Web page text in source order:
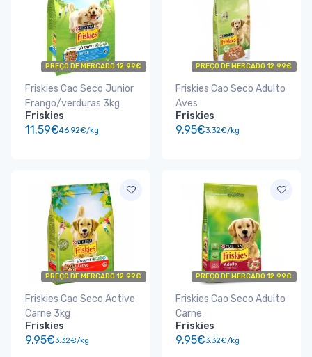
PREÇO DE MERCADO 12.99€
Friskies Cao Seco Junior
Frango/verduras 3kg
Friskies
11.59€46.92€/kg
PREÇO DE MERCADO 12.99€
Friskies Cao Seco Adulto
Aves
Friskies
9.95€3.32€/kg
PREÇO DE MERCADO 12.99€
Friskies Cao Seco Active
Carne 3kg
Friskies
9.95€3.32€/kg
PREÇO DE MERCADO 12.99€
Friskies Cao Seco Adulto
Carne
Friskies
9.95€3.32€/kg